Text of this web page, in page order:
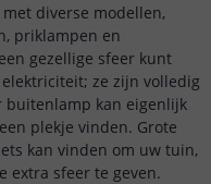
diverse modellen,
priklampen en
gezellige sfeer kunt
ze zijn volledig
buitenlamp kan eigenlijk
plekje vinden. Grote
kan vinden om uw tuin,
extra sfeer te geven.